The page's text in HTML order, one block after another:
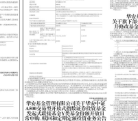
分公
司、
中国
产保
2024
2024
险赔